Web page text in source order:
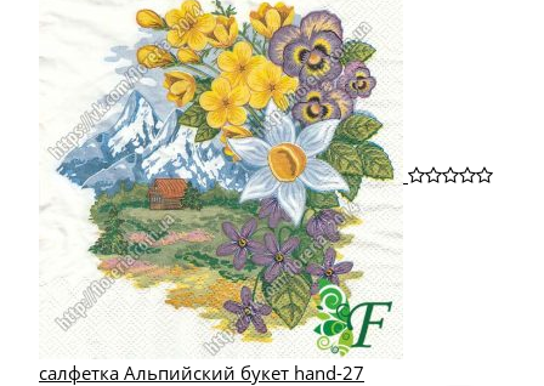
салфетка Альпийский букет hand-27